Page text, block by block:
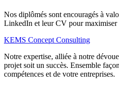
Nos diplômés sont encouragés à
LinkedIn et leur CV pour
KEMS Concept Consulting
Notre expertise, alliée à notre
projet soit un succès. Ensemble
compétences et de votre entreprises.